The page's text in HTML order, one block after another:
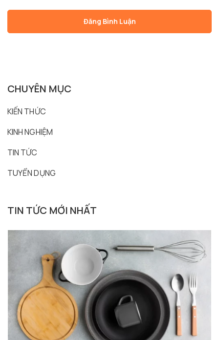
CHUYÊN MỤC
KIẾN THỨC
KINH NGHIỆM
TIN TỨC
TUYỂN DỤNG
TIN TỨC MỚI NHẤT